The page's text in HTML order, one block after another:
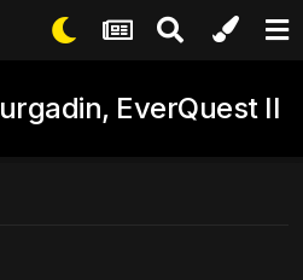
EverQuest II